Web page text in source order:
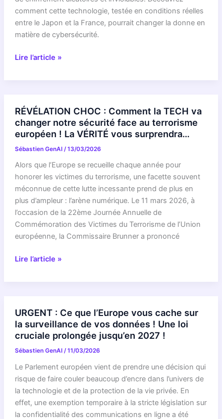
contre
les
futures
quantiques
comment cette technologie, testée en conditions réelles
entre le Japon et la France, pourrait changer la donne en
matière de cybersécurité.
L’ADN
cryptographie
?
Lire l’article »
RÉVÉLATION CHOC : Comment la TECH va
changer notre sécurité face au terrorisme
européen ! La VÉRITÉ vous surprendra…
Sébastien GenAI /13/03/2026
Alors que l’Europe se recueille chaque année pour
honorer les victimes du terrorisme, une facette souvent
méconnue de cette lutte incessante prend de plus en
plus d’ampleur : l’arène numérique. Le 11 mars 2026, à
l’occasion de la 22ème Journée Annuelle de
Commémoration des Victimes du Terrorisme de l’Union
européenne, la Commissaire Brunner a prononcé
RÉVÉLATION
TECH
va
changer
notre
sécurité
face
au
terrorisme
européen
Lire l’article »
URGENT : Ce que l’Europe vous cache sur
la surveillance de vos données ! Une loi
cruciale prolongée jusqu’en 2027 !
Sébastien GenAI /11/03/2026
Le Parlement européen vient de prendre une décision qui
risque de faire couler beaucoup d’encre dans l’univers de
la technologie et de la protection de la vie privée. En
effet, une exemption temporaire à la stricte législation sur
la confidentialité des communications en ligne a été